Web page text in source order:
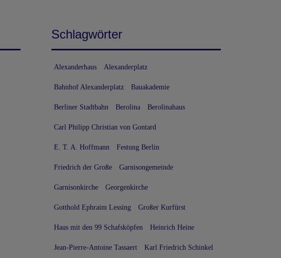
Schlagwörter
Alexanderhaus Alexanderplatz
Bahnhof Alexanderplatz Bauakademie
Berliner Stadtbahn Berolina Berolinahaus
Carl Philipp Christian von Gontard
E. T. A. Hoffmann Festung Berlin
Friedrich der Große Garnisongemeinde
Garnisonkirche Georgenkirche
Gotthold Ephraim Lessing Großer Kurfürst
Haus mit den 99 Schafsköpfen Heinrich Heine
Jean-Pierre-Antoine Tassaert Karl Friedrich Schinkel